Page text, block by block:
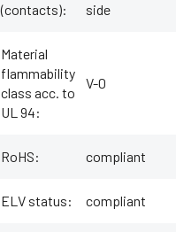
(contacts):
side
Material
flammability
class acc. to
UL 94:
V-0
RoHS: compliant
ELV status: compliant